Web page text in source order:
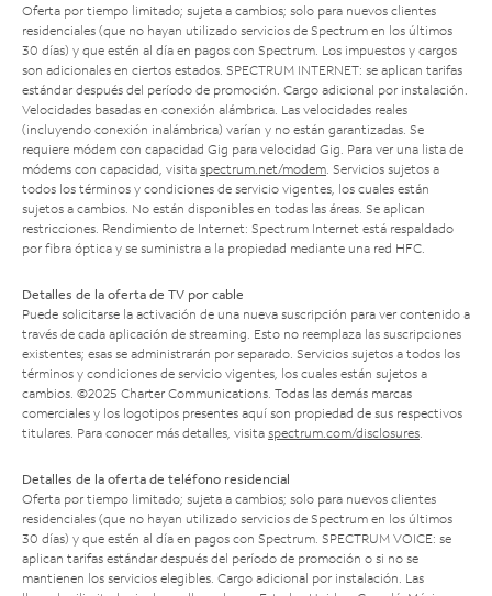
Oferta por tiempo limitado; sujeta a cambios; solo para nuevos clientes
residenciales (que no hayan utilizado servicios de Spectrum en los últimos
30 días) y que estén al día en pagos con Spectrum. Los impuestos y cargos
son adicionales en ciertos estados. SPECTRUM INTERNET: se aplican tarifas
estándar después del período de promoción. Cargo adicional por instalación.
Velocidades basadas en conexión alámbrica. Las velocidades reales
(incluyendo conexión inalámbrica) varían y no están garantizadas. Se
requiere módem con capacidad Gig para velocidad Gig. Para ver una lista de
módems con capacidad, visita spectrum.net/modem . Servicios sujetos a
todos los términos y condiciones de servicio vigentes, los cuales están
sujetos a cambios. No están disponibles en todas las áreas. Se aplican
restricciones. Rendimiento de Internet: Spectrum Internet está respaldado
por fibra óptica y se suministra a la propiedad mediante una red HFC.
Detalles de la oferta de TV por cable
Puede solicitarse la activación de una nueva suscripción para ver contenido a
través de cada aplicación de streaming. Esto no reemplaza las suscripciones
existentes; esas se administrarán por separado. Servicios sujetos a todos los
términos y condiciones de servicio vigentes, los cuales están sujetos a
cambios. ©2025 Charter Communications. Todas las demás marcas
comerciales y los logotipos presentes aquí son propiedad de sus respectivos
titulares. Para conocer más detalles, visita spectrum.com/disclosures
Detalles de la oferta de teléfono residencial
Oferta por tiempo limitado; sujeta a cambios; solo para nuevos clientes
residenciales (que no hayan utilizado servicios de Spectrum en los últimos
30 días) y que estén al día en pagos con Spectrum. SPECTRUM VOICE: se
aplican tarifas estándar después del período de promoción o si no se
mantienen los servicios elegibles. Cargo adicional por instalación. Las